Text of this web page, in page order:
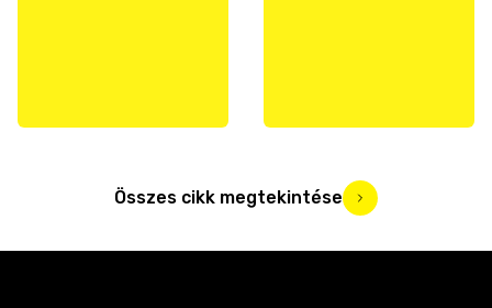
Összes cikk megtekintése